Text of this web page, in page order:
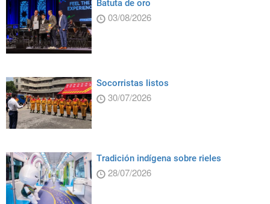
Batuta de oro
03/08/2026
Socorristas listos
30/07/2026
Tradición indígena sobre rieles
28/07/2026